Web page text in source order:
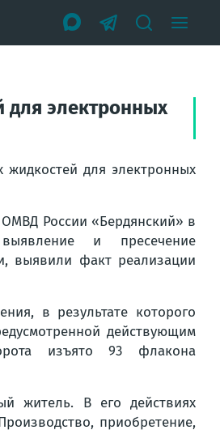
для электронных
для электронных
России «Бердянский» в
и пресечение
выявили факт реализации
в результате которого
действующим
изъято 93 флакона
житель. В его действиях
приобретение,